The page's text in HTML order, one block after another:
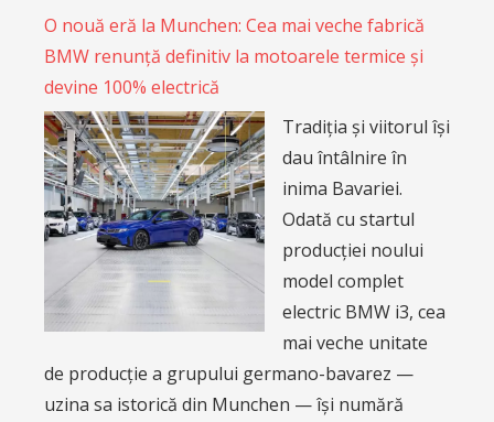
O nouă eră la Munchen: Cea mai veche fabrică
BMW renunță definitiv la motoarele termice și
devine 100% electrică
Tradiția și viitorul își
dau întâlnire în
inima Bavariei.
Odată cu startul
producției noului
model complet
electric BMW i3, cea
mai veche unitate
de producție a grupului germano-bavarez —
uzina sa istorică din Munchen — își numără